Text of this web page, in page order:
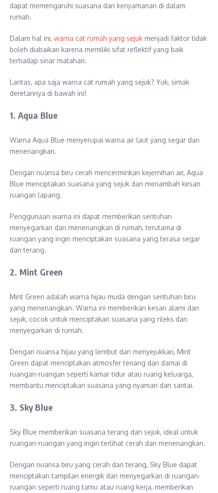
dapat memengaruhi suasana dan kenyamanan di dalam
rumah.
Dalam hal ini, warna cat rumah yang sejuk menjadi faktor tidak
boleh diabaikan karena memiliki sifat reflektif yang baik
terhadap sinar matahari.
Lantas, apa saja warna cat rumah yang sejuk? Yuk, simak
deretannya di bawah ini!
1. Aqua Blue
Warna Aqua Blue menyerupai warna air laut yang segar dan
menenangkan.
Dengan nuansa biru cerah mencerminkan kejernihan air, Aqua
Blue menciptakan suasana yang sejuk dan menambah kesan
ruangan lapang.
Penggunaan warna ini dapat memberikan sentuhan
menyegarkan dan menenangkan di rumah, terutama di
ruangan yang ingin menciptakan suasana yang terasa segar
dan terang.
2. Mint Green
Mint Green adalah warna hijau muda dengan sentuhan biru
yang menenangkan. Warna ini memberikan kesan alami dan
sejuk, cocok untuk menciptakan suasana yang rileks dan
menyegarkan di rumah.
Dengan nuansa hijau yang lembut dan menyejukkan, Mint
Green dapat menciptakan atmosfer tenang dan damai di
ruangan-ruangan seperti kamar tidur atau ruang keluarga,
membantu menciptakan suasana yang nyaman dan santai.
3. Sky Blue
Sky Blue memberikan suasana terang dan sejuk, ideal untuk
ruangan-ruangan yang ingin terlihat cerah dan menenangkan.
Dengan nuansa biru yang cerah dan terang, Sky Blue dapat
menciptakan tampilan energik dan menyegarkan di ruangan-
ruangan seperti ruang tamu atau ruang kerja, memberikan